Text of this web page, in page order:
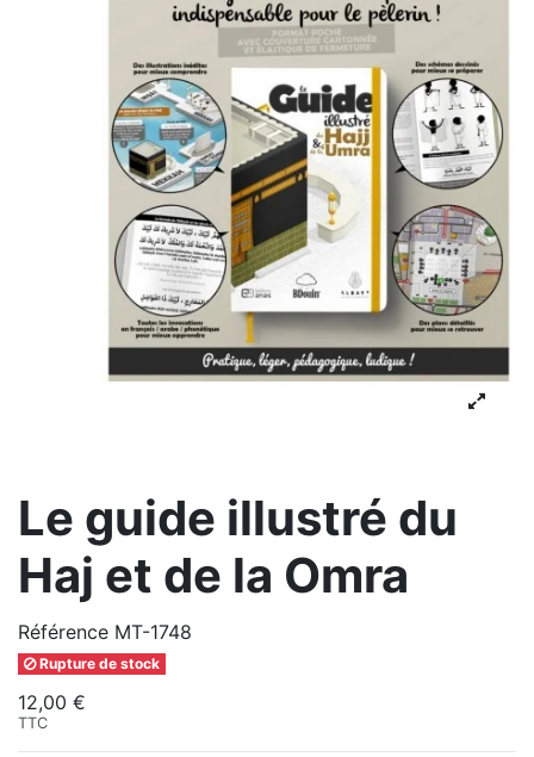
Le guide illustré du
Haj et de la Omra
Référence MT-1748
Rupture de stock
12,00 €
TTC